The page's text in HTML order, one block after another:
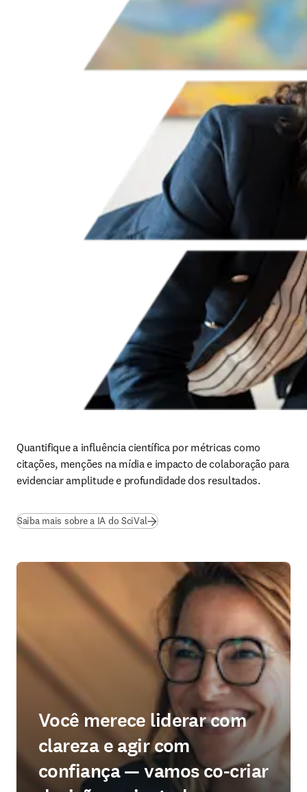
Quantifique a influência científica por métricas como
citações, menções na mídia e impacto de colaboração para
evidenciar amplitude e profundidade dos resultados.
Saiba mais sobre a IA do SciVal
Você merece liderar com
clareza e agir com
confiança — vamos co-criar